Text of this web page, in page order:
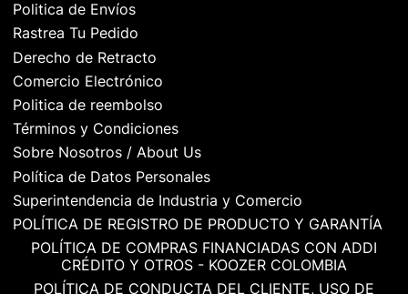
Politica de Envíos
Rastrea Tu Pedido
Derecho de Retracto
Comercio Electrónico
Politica de reembolso
Términos y Condiciones
Sobre Nosotros / About Us
Política de Datos Personales
Superintendencia de Industria y Comercio
POLÍTICA DE REGISTRO DE PRODUCTO Y GARANTÍA
POLÍTICA DE COMPRAS FINANCIADAS CON ADDI
CRÉDITO Y OTROS - KOOZER COLOMBIA
POLÍTICA DE CONDUCTA DEL CLIENTE, USO DE